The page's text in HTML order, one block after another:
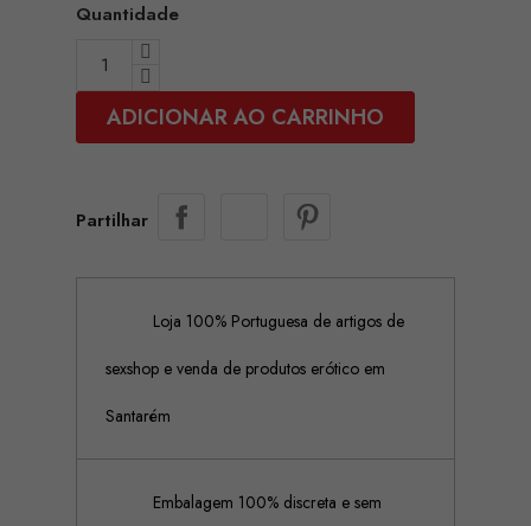
Quantidade
ADICIONAR AO CARRINHO
Partilhar
Loja 100% Portuguesa de artigos de
sexshop e venda de produtos erótico em
Santarém
Embalagem 100% discreta e sem